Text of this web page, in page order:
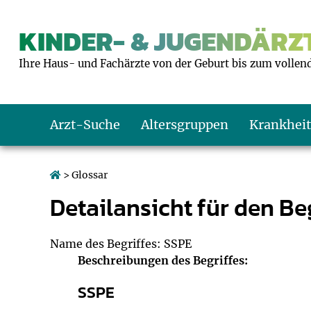
KINDER- &
Ihre Haus- und Fachärzte von der Geburt bis zum
Arzt-Suche Altersgruppen
Kleinkinder
Kleinkind: U7
Impfen: Wann
Giftnotruf
Sozialpädiatrie
Körpergrößen-
> Glossar
Detailansicht für den
Name des Begriffes: SSPE
Beschreibungen des Begriffes:
SSPE